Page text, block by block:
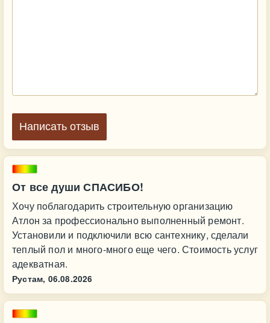
От все души СПАСИБО!
Хочу пoблагодарить строительную организацию
Атлон за профессионально выполненный ремонт.
Установили и подключили всю сантехнику, сделали
теплый пол и много-много еще чего. Стоимость услуг
адекватная.
Рустам, 06.08.2026
Написать отзыв